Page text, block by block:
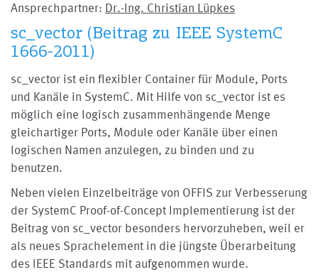
Ansprechpartner: Dr.-Ing. Christian Lüpkes
sc_vector (Beitrag zu IEEE SystemC
1666-2011)
sc_vector ist ein flexibler Container für Module, Ports
und Kanäle in SystemC. Mit Hilfe von sc_vector ist es
möglich eine logisch zusammenhängende Menge
gleichartiger Ports, Module oder Kanäle über einen
logischen Namen anzulegen, zu binden und zu
benutzen.
Neben vielen Einzelbeiträge von OFFIS zur Verbesserung
der SystemC Proof-of-Concept Implementierung ist der
Beitrag von sc_vector besonders hervorzuheben, weil er
als neues Sprachelement in die jüngste Überarbeitung
des IEEE Standards mit aufgenommen wurde.